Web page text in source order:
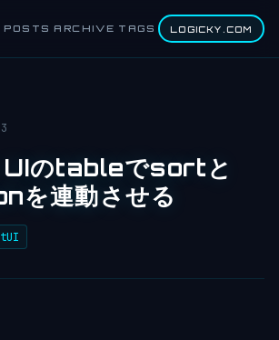
POSTS ARCHIVE TAGS LOGICKY.COM
のtableでsortと
を連動させる